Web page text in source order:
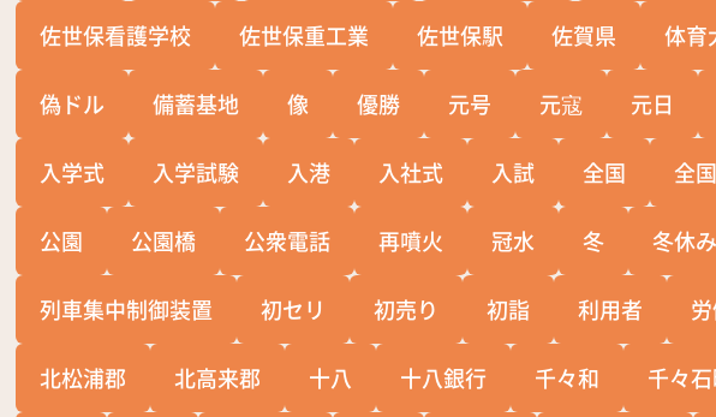
佐世保看護学校 佐世保重工業 佐世保駅 佐賀県 体育
偽ドル 備蓄基地 像 優勝 元号 元寇 元日
入学式 入学試験 入港 入社式 入試 全国 全
公園 公園橋 公衆電話 再噴火 冠水 冬 冬休み
列車集中制御装置 初セリ 初売り 初詣 利用者
北松浦郡 北高来郡 十八 十八銀行 千々和 千々